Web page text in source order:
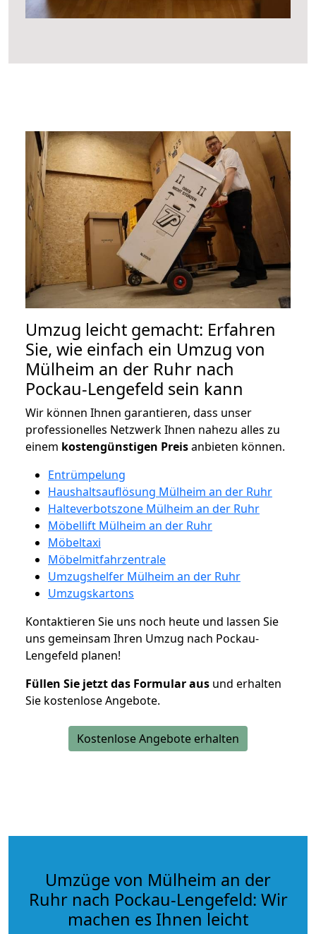
Umzug leicht gemacht: Erfahren
Sie, wie einfach ein Umzug von
Mülheim an der Ruhr nach
Pockau-Lengefeld sein kann
Wir können Ihnen garantieren, dass unser
professionelles Netzwerk Ihnen nahezu alles zu
einem kostengünstigen Preisanbieten können.
Entrümpelung
Haushaltsauflösung Mülheim an der Ruhr
Halteverbotszone Mülheim an der Ruhr
Möbellift Mülheim an der Ruhr
Möbeltaxi
Möbelmitfahrzentrale
Umzugshelfer Mülheim an der Ruhr
Umzugskartons
Kontaktieren Sie uns noch heute und lassen Sie
uns gemeinsam Ihren Umzug nach Pockau-
Lengefeld planen!
Füllen Sie jetzt das Formular aus und erhalten
Sie kostenlose Angebote.
Kostenlose Angebote erhalten
Umzüge von Mülheim an der
Ruhr nach Pockau-Lengefeld: Wir
machen es Ihnen leicht